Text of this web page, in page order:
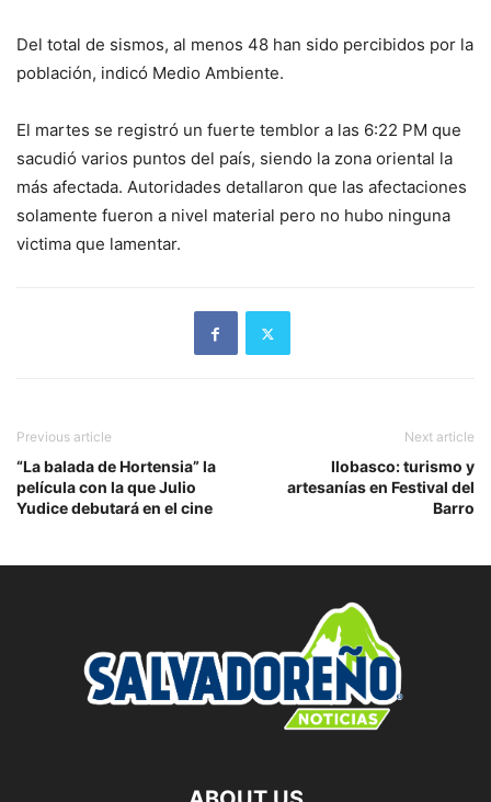
Del total de sismos, al menos 48 han sido percibidos por la
población, indicó Medio Ambiente.
El martes se registró un fuerte temblor a las 6:22 PM que
sacudió varios puntos del país, siendo la zona oriental la
más afectada. Autoridades detallaron que las afectaciones
solamente fueron a nivel material pero no hubo ninguna
victima que lamentar.
Previous article
“La balada de Hortensia” la
película con la que Julio
Yudice debutará en el cine
Next article
Ilobasco: turismo y
artesanías en Festival del
Barro